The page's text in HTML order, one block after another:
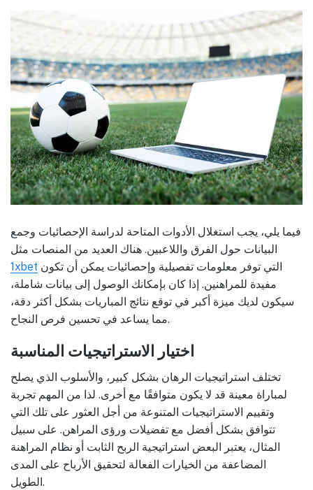
فيما يلي، يجب استغلال الأدوات المتاحة لدراسة الإحصائيات وجمع
البيانات حول الفرق واللاعبين. هناك العديد من المنصات مثل
1xbet
مفيدة للمراهنين. إذا كان بإمكانك الوصول إلى بيانات شاملة،
سيكون لديك ميزة أكبر في توقع نتائج المباريات بشكل أكثر دقة،
مما يساعد في تحسين فرص النجاح.
اختيار الاستراتيجيات المناسبة
تختلف استراتيجيات الرهان بشكل كبير، والأسلوب الذي يصلح
لمباراة معينة قد لا يكون متوافقًا مع أخرى. لذا من المهم تجربة
وتقييم الاستراتيجيات المتنوعة من أجل العثور على تلك التي
تتوافق بشكل أفضل مع تفضيلات ورؤى المراهن. على سبيل
المثال، يعتبر البعض استراتيجية الربح الثابت أو نظام المراهنة
المضاعفة من الخيارات الفعالة لتحقيق الأرباح على المدى
الطويل.